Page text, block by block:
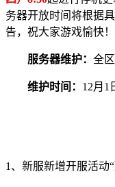
务器开放时间将根据
告，祝大家游戏愉快！
服务器维护： 全
维护时间： 12月1
1、新服新增开服活动“